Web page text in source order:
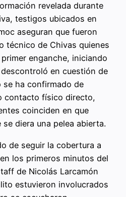
revelada durante
testigos ubicados en
aseguran que fueron
técnico de Chivas quienes
enganche, iniciando
en cuestión de
se ha confirmado de
contacto físico directo,
coinciden en que
diera una pelea abierta.
de seguir la cobertura a
los primeros minutos del
de Nicolás Larcamón
estuvieron involucrados